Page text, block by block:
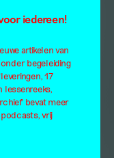
iedereen!
artikelen van
begeleiding
17
lessenreeks,
bevat meer
vrij